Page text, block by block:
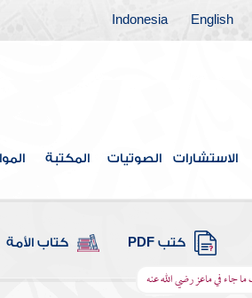
English
Indonesia
الاستشارات الصوتيات المكتبة
كتب PDF كتاب الأمة
جاء في ماعز رضي الله عنه